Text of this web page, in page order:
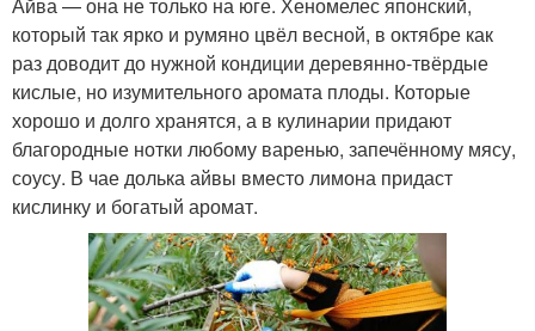
который так ярко и румяно цвёл весной, в октябре как
раз доводит до нужной кондиции деревянно-твёрдые
кислые, но изумительного аромата плоды. Которые
хорошо и долго хранятся, а в кулинарии придают
благородные нотки любому варенью, запечённому мясу,
соусу. В чае долька айвы вместо лимона придаст
кислинку и богатый аромат.